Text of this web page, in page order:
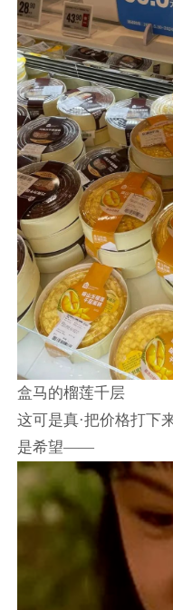
盒马的榴莲千层
这可是真·把价格打下
是希望——